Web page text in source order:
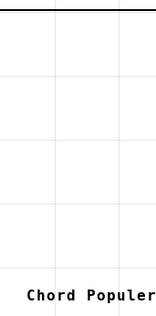
Chord Populer